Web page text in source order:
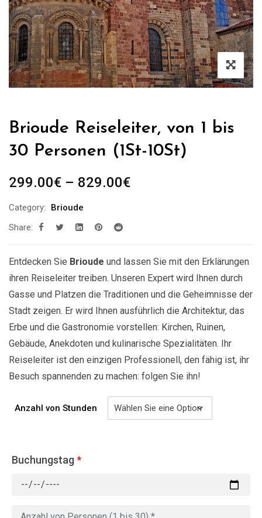
Brioude Reiseleiter, von 1 bis
30 Personen (1St-10St)
299.00€ – 829.00€Preisspanne:
Category:
Brioude
Share:
Entdecken Sie Brioude und lassen Sie mit den Erklärungen
ihren Reiseleiter treiben. Unseren Expert wird Ihnen durch
Gasse und Platzen die Traditionen und die Geheimnisse der
Stadt zeigen. Er wird Ihnen ausführlich die Architektur, das
Erbe und die Gastronomie vorstellen: Kirchen, Ruinen,
Gebäude, Anekdoten und kulinarische Spezialitäten. Ihr
Reiseleiter ist den einzigen Professionell, den fähig ist, ihr
Besuch spannenden zu machen: folgen Sie ihn!
Anzahl von Stunden
Buchungstag*